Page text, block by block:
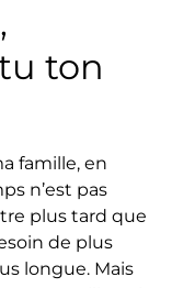
ton
famille, en
n’est pas
plus tard que
de plus
longue. Mais